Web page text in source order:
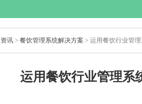
讯 > 餐饮管理系统解决方案 > 运用餐饮行业管
运用餐饮行业管理系